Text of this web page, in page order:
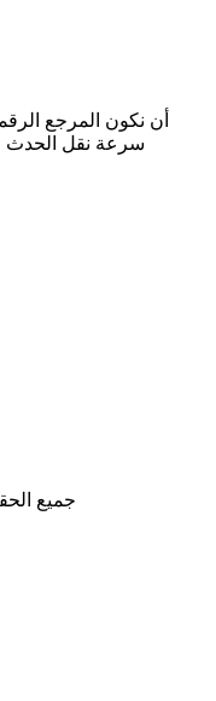
أن نكون المرجع
سرعة نقل الحدث
جميع